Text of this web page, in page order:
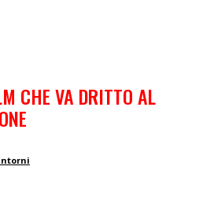
CHE VA DRITTO AL